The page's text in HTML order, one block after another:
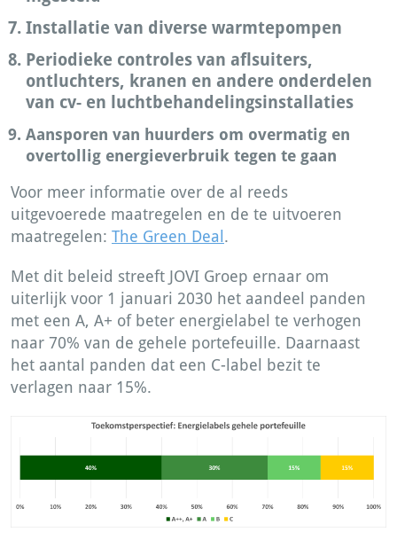
Installatie van diverse warmtepompen
Periodieke controles van aflsuiters,
ontluchters, kranen en andere onderdelen
van cv- en luchtbehandelingsinstallaties
Aansporen van huurders om overmatig en
overtollig energieverbruik tegen te gaan
Voor meer informatie over de al reeds
uitgevoerede maatregelen en de te uitvoeren
maatregelen: The Green Deal .
Met dit beleid streeft JOVI Groep ernaar om
uiterlijk voor 1 januari 2030 het aandeel panden
met een A, A+ of beter energielabel te verhogen
naar 70% van de gehele portefeuille. Daarnaast
het aantal panden dat een C-label bezit te
verlagen naar 15%.